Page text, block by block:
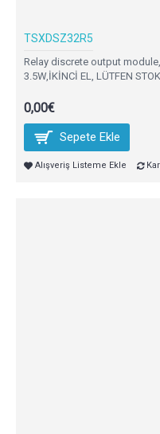
TSXDSZ32R5
Relay discrete output
3.5W,İKİNCİ EL, LÜTFEN STOK
0,00€
Sepete Ekle
Alışveriş Listeme Ekle